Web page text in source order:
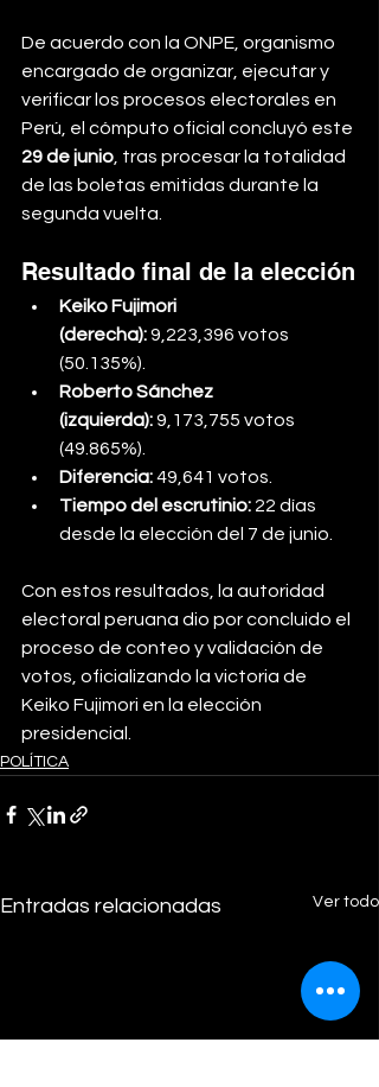
De acuerdo con la ONPE, organismo
encargado de organizar, ejecutar y
verificar los procesos electorales en
Perú, el cómputo oficial concluyó este
29 de junio , tras procesar la totalidad
de las boletas emitidas durante la
segunda vuelta.
Resultado final de la elección
Keiko Fujimori
(derecha): 9,223,396 votos
(50.135%).
Roberto Sánchez
(izquierda): 9,173,755 votos
(49.865%).
Diferencia: 49,641 votos.
Tiempo del escrutinio: 22 días
desde la elección del 7 de junio.
Con estos resultados, la autoridad
electoral peruana dio por concluido el
proceso de conteo y validación de
votos, oficializando la victoria de
Keiko Fujimori en la elección
presidencial.
POLÍTICA
Entradas relacionadas Ver todo